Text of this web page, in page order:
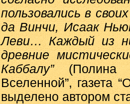
пользовались в
да Винчи, Исаак
Леви… Каждый из
древние
Каббалу”(Полина
Вселенной”, газета
выделено автором